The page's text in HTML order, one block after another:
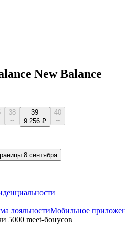
New Balance
38
--
39
9 256 ₽
40
--
8 сентября
лояльностиМобильное
5000 meet-бонусов